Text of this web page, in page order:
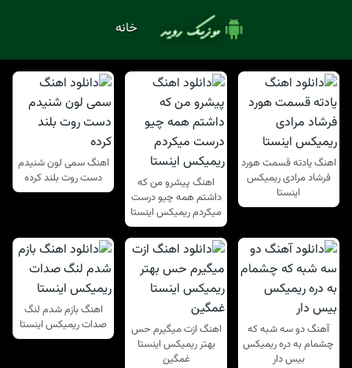
خانه
اهنگ یادته قسمت هورد
فرشاد مرادی ریمیکس
اینستا
اهنگ پیشرو من که
داشتم همه چیو درست
میکردم ریمیکس اینستا
اهنگ سمی لون شنیدم
دست روت بلند کرده
آهنگ دو سه شبه که
چشمام به دره ریمیکس
بیس دار
اهنگ ازت میگیرم حس
بهتر ریمیکس اینستا
غمگین
اهنگ بازم شدم لنگ
صدات ریمیکس اینستا